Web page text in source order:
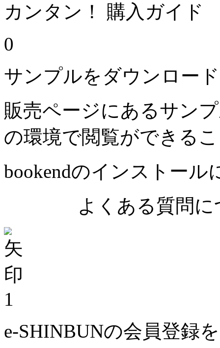
カンタン！ 購入ガイド
0
サンプルをダウンロー
販売ページにあるサン
の環境で閲覧ができる
bookendのインストール
よくある質問に
1
e-SHINBUNの会員登録